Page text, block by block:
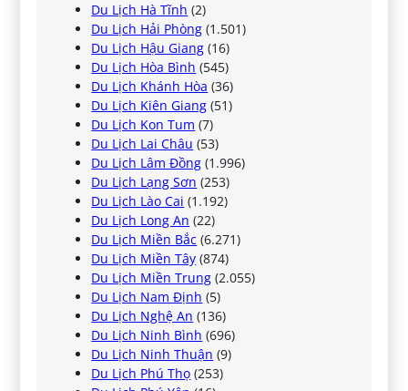
Du Lịch Hà Tĩnh (2)
Du Lịch Hải Phòng (1.501)
Du Lịch Hậu Giang (16)
Du Lịch Hòa Bình (545)
Du Lịch Khánh Hòa (36)
Du Lịch Kiên Giang (51)
Du Lịch Kon Tum (7)
Du Lịch Lai Châu (53)
Du Lịch Lâm Đồng (1.996)
Du Lịch Lạng Sơn (253)
Du Lịch Lào Cai (1.192)
Du Lịch Long An (22)
Du Lịch Miền Bắc (6.271)
Du Lịch Miền Tây (874)
Du Lịch Miền Trung (2.055)
Du Lịch Nam Định (5)
Du Lịch Nghệ An (136)
Du Lịch Ninh Bình (696)
Du Lịch Ninh Thuận (9)
Du Lịch Phú Thọ (253)